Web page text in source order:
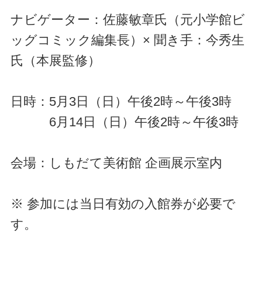
ナビゲーター：佐藤敏章氏（元小学館ビ
ッグコミック編集長）× 聞き手：今秀生
氏（本展監修）
日時：5月3日（日）午後2時～午後3時
6月14日（日）午後2時～午後3時
会場：しもだて美術館 企画展示室内
※ 参加には当日有効の入館券が必要で
す。